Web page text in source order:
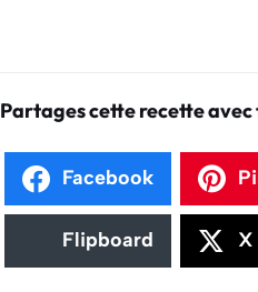
Partages cette recette avec
Facebook
Flipboard X